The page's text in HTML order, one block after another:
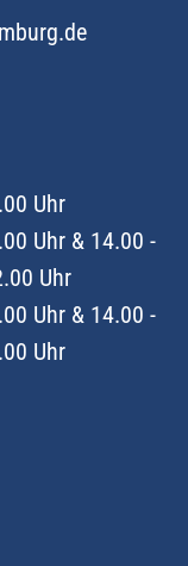
Uhr
Uhr & 14.00 -
Uhr
Uhr & 14.00 -
Uhr